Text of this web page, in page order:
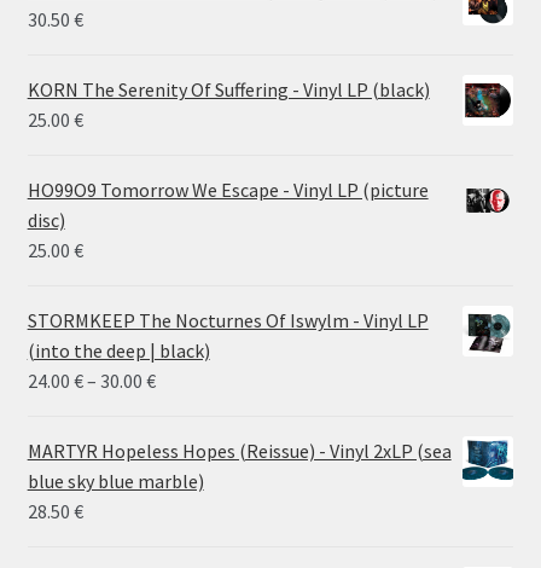
30.50 €
KORN The Serenity Of Suffering - Vinyl LP (black)
25.00 €
HO99O9 Tomorrow We Escape - Vinyl LP (picture
disc)
25.00 €
STORMKEEP The Nocturnes Of Iswylm - Vinyl LP
(into the deep | black)
24.00 €– 30.00 €Price
24.00 €
through
MARTYR Hopeless Hopes (Reissue) - Vinyl 2xLP (sea
blue sky blue marble)
28.50 €